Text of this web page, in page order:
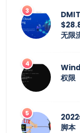
无限
权限
2022
脚本